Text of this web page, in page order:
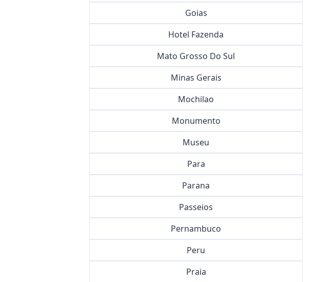
Goias
Hotel Fazenda
Mato Grosso Do Sul
Minas Gerais
Mochilao
Monumento
Museu
Para
Parana
Passeios
Pernambuco
Peru
Praia